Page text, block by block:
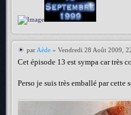
par Aède » Vendredi 28 Août 2009,
Cet épisode 13 est sympa car très
Perso je suis très emballé par